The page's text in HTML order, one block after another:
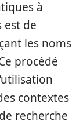
à
est de
les noms
procédé
contextes
recherche